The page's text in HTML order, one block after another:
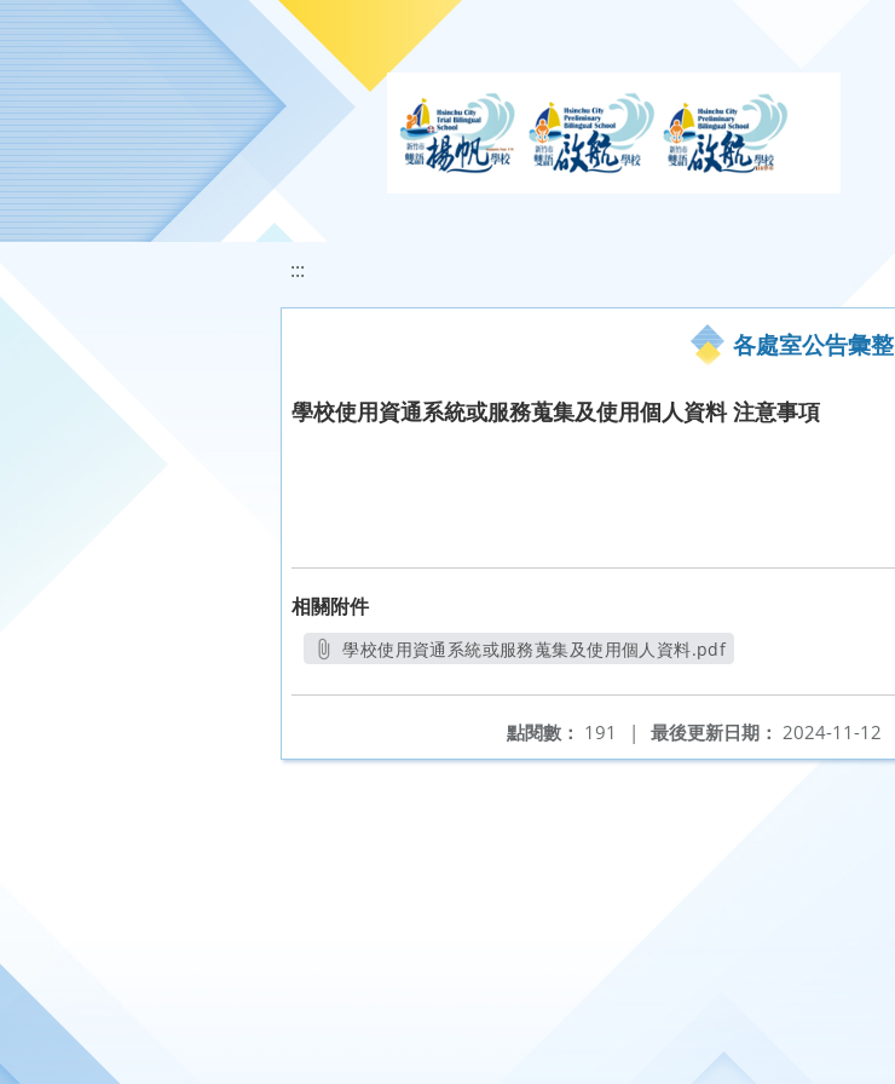
移至網頁之主要內容區位置
:::
各處室公告彙整
學校使用資通系統或服務蒐集及使用個人資料 注意事項
相關附件
學校使用資通系統或服務蒐集及使用個人資料.pdf
最後更新日期： 2024-11-12
點閱數： 191 |